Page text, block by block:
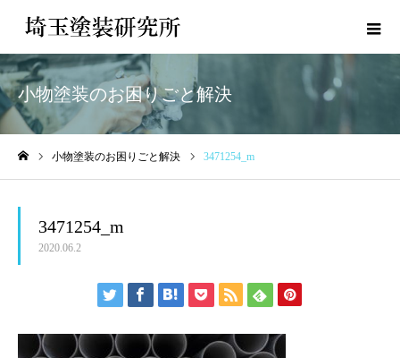
小物塗装のお困りごと解決
小物塗装のお困りごと解決 3471254_m
3471254_m
2020.06.2